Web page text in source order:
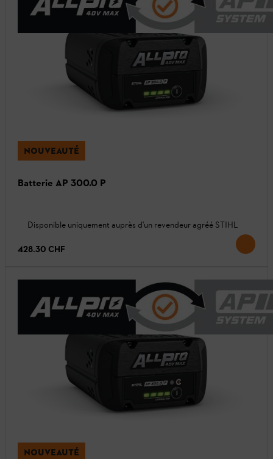
NOUVEAUTÉ
Batterie AP 300.0 P
Disponible uniquement auprès d'un revendeur agréé STIHL
428.30 CHF
NOUVEAUTÉ